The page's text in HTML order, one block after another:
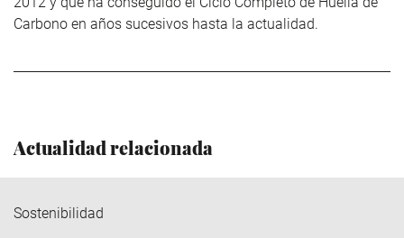
Carbono en años sucesivos hasta la actualidad.
Actualidad relacionada
Sostenibilidad